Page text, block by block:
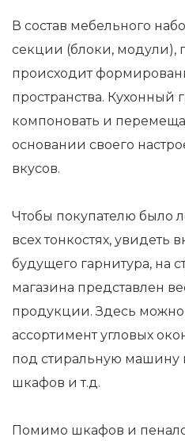
В состав мебельного
секции (блоки, модули),
происходит
пространства. Кухонный
компоновать и
основании своего
вкусов.
Чтобы покупателю было
всех тонкостях, увидеть
будущего гарнитура, на
магазина представлен
продукции. Здесь можно
ассортимент угловых
под стиральную машину
шкафов и т.д.
Помимо шкафов и